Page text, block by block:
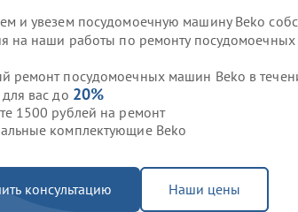
и увезем посудомоечную машину Beko
на наши работы по ремонту
ремонт посудомоечных машин Beko в
вас до 20%
1500 рублей на ремонт
комплектующие Beko
консультацию Наши цены